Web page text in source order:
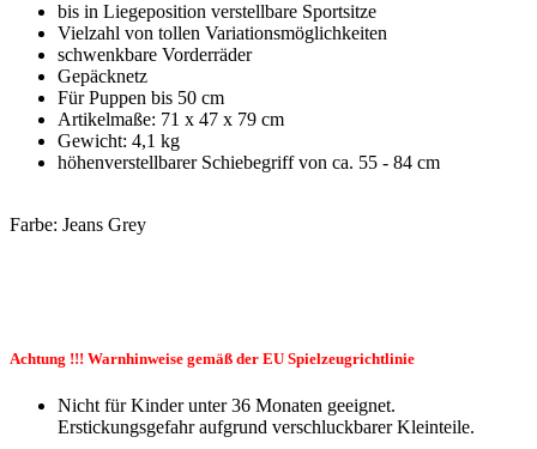
bis in Liegeposition verstellbare Sportsitze
Vielzahl von tollen Variationsmöglichkeiten
schwenkbare Vorderräder
Gepäcknetz
Für Puppen bis 50 cm
Artikelmaße: 71 x 47 x 79 cm
Gewicht: 4,1 kg
höhenverstellbarer Schiebegriff von ca. 55 - 84 cm
Farbe: Jeans Grey
Achtung !!! Warnhinweise gemäß der EU Spielzeugrichtlinie
Nicht für Kinder unter 36 Monaten geeignet.
Erstickungsgefahr aufgrund verschluckbarer Kleinteile.